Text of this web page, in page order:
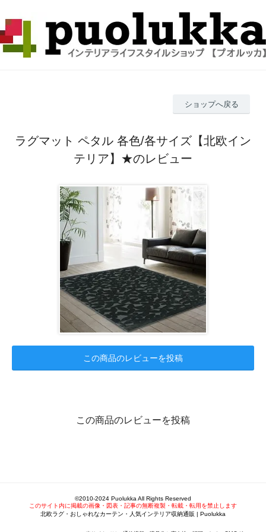
ショップへ戻る
ラグマット ペタル 各色/各サイズ【北欧イン
テリア】★のレビュー
この商品のレビューを投稿
この商品のレビューを投稿
©2010-2024 Puolukka All Rights Reserved
このサイト内に掲載の画像・図表・記事の無断複製・転載・転用を禁止します
北欧ラグ・おしゃれなカーテン・人気インテリア収納通販 | Puolukka